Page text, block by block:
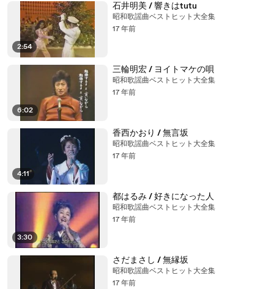
2:54
石井明美 / 響きはtutu
昭和歌謡曲ベストヒット大全集
17 年前
6:02
三輪明宏 / ヨイトマケの唄
昭和歌謡曲ベストヒット大全集
17 年前
4:11
香西かおり / 無言坂
昭和歌謡曲ベストヒット大全集
17 年前
3:30
都はるみ / 好きになった人
昭和歌謡曲ベストヒット大全集
17 年前
さだまさし / 無縁坂
昭和歌謡曲ベストヒット大全集
17 年前